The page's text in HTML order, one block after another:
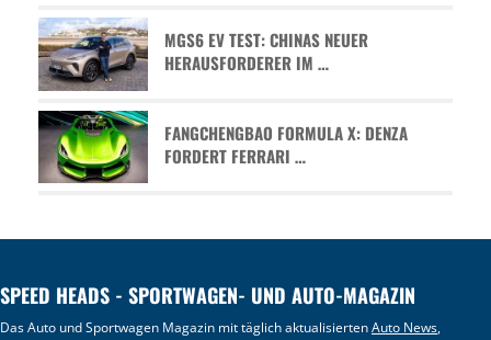
MGS6 EV TEST: CHINAS NEUER
HERAUSFORDERER IM …
FANGCHENGBAO FORMULA X: DENZA
FORDERT FERRARI …
SPEED HEADS - SPORTWAGEN- UND AUTO-MAGAZIN
Das Auto und Sportwagen Magazin mit täglich aktualisiertenAuto News,